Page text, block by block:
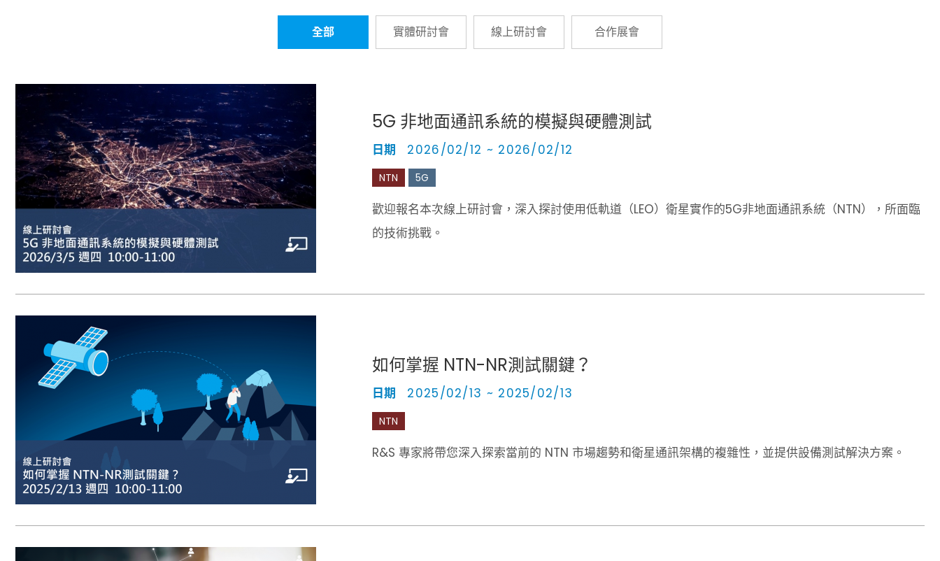
全部 實體研討會 線上研討會 合作展會
5G 非地面通訊系統的模擬與硬體測試
日期 2026/02/12 ~ 2026/02/12
NTN 5G
歡迎報名本次線上研討會，深入探討使用低軌道（LEO）衛星實作的5G非地面通訊系統（NTN），所面臨
的技術挑戰。
如何掌握 NTN-NR測試關鍵？
日期 2025/02/13 ~ 2025/02/13
NTN
R&S 專家將帶您深入探索當前的 NTN 市場趨勢和衛星通訊架構的複雜性，並提供設備測試解決方案。